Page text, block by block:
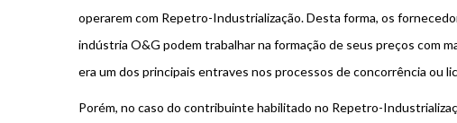
operarem com Repetro-Industrialização. Desta forma, os
indústria O&G podem trabalhar na formação de seus preços com
era um dos principais entraves nos processos de concorrência ou
Porém, no caso do contribuinte habilitado no Repetro-